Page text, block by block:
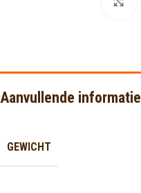
Aanvullende informatie
GEWICHT